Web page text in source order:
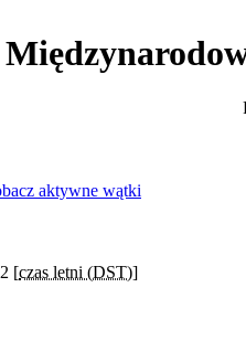
aktywne wątki
[czas letni (DST)]